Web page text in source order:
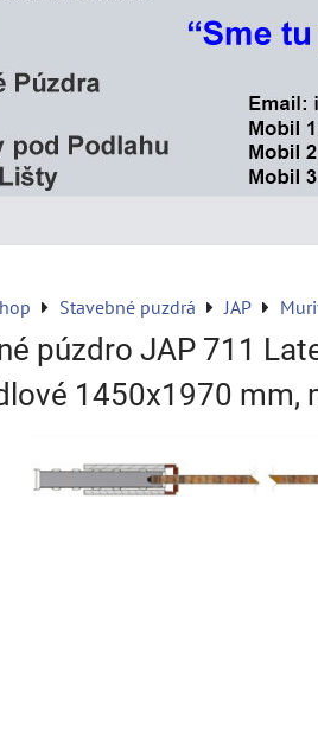
Stavebné puzdrá JAP
púzdro JAP 711
1450x1970 mm,